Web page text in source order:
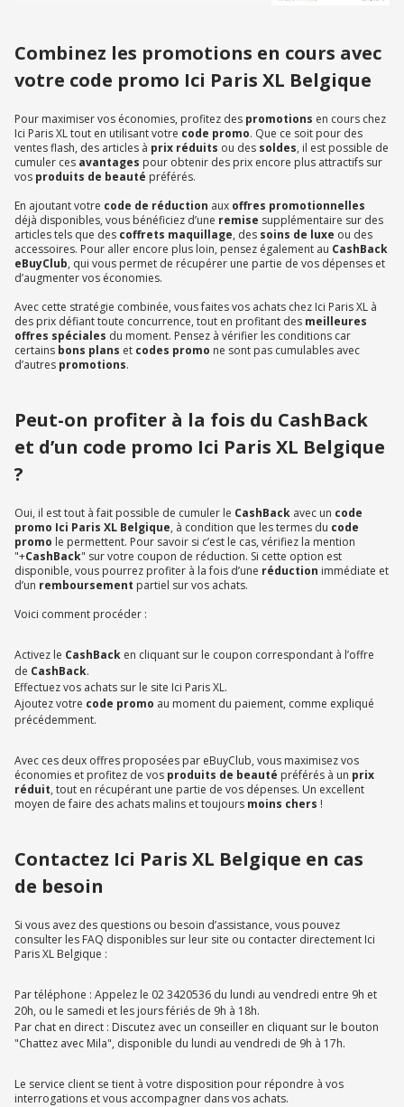
Combinez les promotions en cours avec
votre code promo Ici Paris XL Belgique
Pour maximiser vos économies, profitez des promotions en cours chez
Ici Paris XL tout en utilisant votre code promo. Que ce soit pour des
ventes flash, des articles à prix réduits ou des soldes, il est possible de
cumuler ces avantages pour obtenir des prix encore plus attractifs sur
vos produits de beauté préférés.
En ajoutant votre code de réduction aux offres promotionnelles
déjà disponibles, vous bénéficiez d’une remise supplémentaire sur des
articles tels que des coffrets maquillage, des soins de luxe ou des
accessoires. Pour aller encore plus loin, pensez également au CashBack
eBuyClub, qui vous permet de récupérer une partie de vos dépenses et
d’augmenter vos économies.
Avec cette stratégie combinée, vous faites vos achats chez Ici Paris XL à
des prix défiant toute concurrence, tout en profitant des meilleures
offres spéciales du moment. Pensez à vérifier les conditions car
certains bons plans et codes promo ne sont pas cumulables avec
d’autres promotions.
Peut-on profiter à la fois du CashBack
et d’un code promo Ici Paris XL Belgique
?
Oui, il est tout à fait possible de cumuler le CashBack avec un code
promo Ici Paris XL Belgique, à condition que les termes du code
promo le permettent. Pour savoir si c’est le cas, vérifiez la mention
"+CashBack" sur votre coupon de réduction. Si cette option est
disponible, vous pourrez profiter à la fois d’une réduction immédiate et
d’un remboursement partiel sur vos achats.
Voici comment procéder :
Activez le CashBack en cliquant sur le coupon correspondant à l’offre
de CashBack.
Effectuez vos achats sur le site Ici Paris XL.
Ajoutez votre code promo au moment du paiement, comme expliqué
précédemment.
Avec ces deux offres proposées par eBuyClub, vous maximisez vos
économies et profitez de vos produits de beauté préférés à un prix
réduit, tout en récupérant une partie de vos dépenses. Un excellent
moyen de faire des achats malins et toujours moins chers !
Contactez Ici Paris XL Belgique en cas
de besoin
Si vous avez des questions ou besoin d’assistance, vous pouvez
consulter les FAQ disponibles sur leur site ou contacter directement Ici
Paris XL Belgique :
Par téléphone : Appelez le 02 3420536 du lundi au vendredi entre 9h et
20h, ou le samedi et les jours fériés de 9h à 18h.
Par chat en direct : Discutez avec un conseiller en cliquant sur le bouton
"Chattez avec Mila", disponible du lundi au vendredi de 9h à 17h.
Le service client se tient à votre disposition pour répondre à vos
interrogations et vous accompagner dans vos achats.